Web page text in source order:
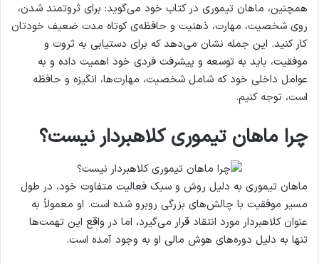
همچنین، ماهان تیموری در کتاب خود می‌گوید: برای ثروتمند شدن،
روی شخصیت، مهارت، ذهنیت و حافظه‌ی کوتاه مدت ضعیف خودتان
کار کنید. این جمله نشان می‌دهد که برای دستیابی به ثروت و
موفقیت، باید به توسعه و پیشرفت فردی خود اهمیت داده و به
عوامل داخلی خود که شامل شخصیت، مهارت‌ها، انگیزه و حافظه
است، توجه کنیم.
چرا ماهان تیموری کلاهبردار نیست؟
ماهان تیموری به دلیل روش و سبک فعالیت متفاوت خود، در طول
مسیر موفقیت با چالش‌های بزرگی روبرو شده است. او معمولاً به
عنوان کلاهبردار مورد انتقاد قرار می‌گیرد، اما در واقع این تهمت‌ها
تنها به دلیل دوره‌های هوش مالی او به وجود آمده است.